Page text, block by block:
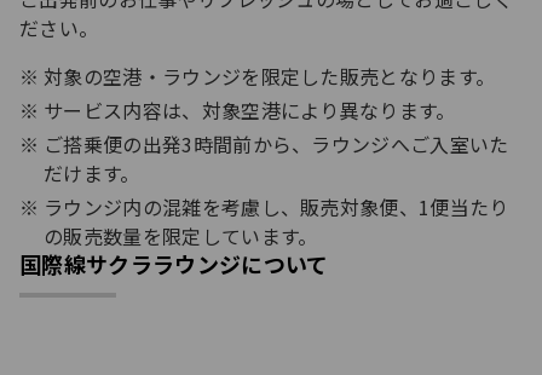
ださい。
対象の空港・ラウンジを限定した販売となります。​
サービス内容は、対象空港により異なります。
ご搭乗便の出発3時間前から、ラウンジへご入室いた
だけます。​
ラウンジ内の混雑を考慮し、販売対象便、1便当たり
の販売数量を限定しています。​
国際線サクララウンジについて